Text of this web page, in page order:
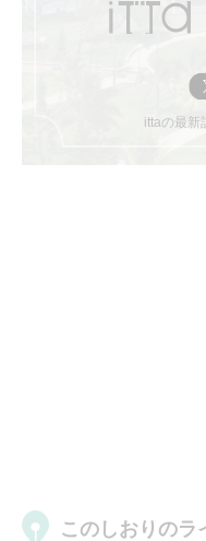
ittaの最新
このしおりのラ